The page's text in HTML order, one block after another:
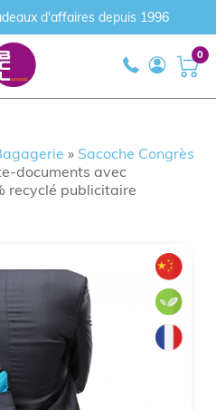
d'affaires depuis 1996
0
» Sacoche Congrès
documents avec
recyclé publicitaire